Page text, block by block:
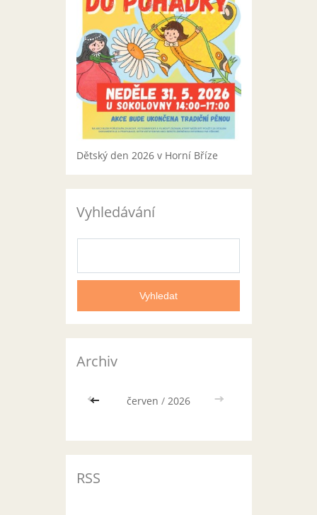
Dětský den 2026 v Horní Bříze
Vyhledávání
Archiv
<< červen / 2026 >>
RSS